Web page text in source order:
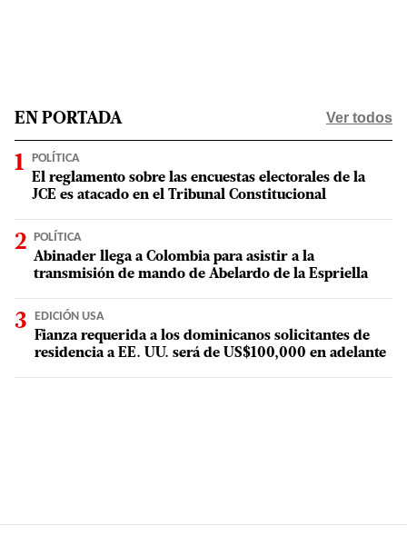
EN PORTADA Ver todos
POLÍTICA
El reglamento sobre las encuestas electorales de la
JCE es atacado en el Tribunal Constitucional
POLÍTICA
Abinader llega a Colombia para asistir a la
transmisión de mando de Abelardo de la Espriella
EDICIÓN USA
Fianza requerida a los dominicanos solicitantes de
residencia a EE. UU. será de US$100,000 en adelante